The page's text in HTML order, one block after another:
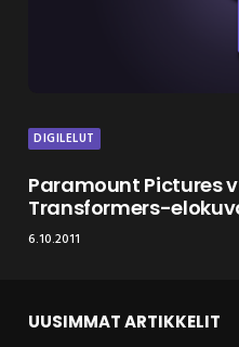
DIGILELUT
Paramount Pictures
Transformers-
6.10.2011
UUSIMMAT ARTIKKELIT